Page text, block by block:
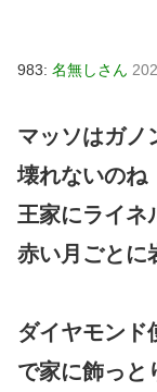
983: 名無しさん
マッソはガノ
壊れないのね
王家にライネ
赤い月ごとに
ダイヤモンド
で家に飾っと